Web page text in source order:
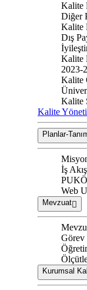
Kalite
Diğer
Kalite
Dış
Kalite
2023-
Kalite
Kalite
Kalite
Planlar-
İş
Web
Mevzuat
Görev
Kurumsal